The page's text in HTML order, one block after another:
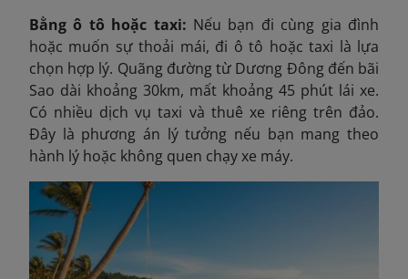
Bằng ô tô hoặc taxi: Nếu bạn đi cùng gia đình
hoặc muốn sự thoải mái, đi ô tô hoặc taxi là lựa
chọn hợp lý. Quãng đường từ Dương Đông đến bãi
Sao dài khoảng 30km, mất khoảng 45 phút lái xe.
Có nhiều dịch vụ taxi và thuê xe riêng trên đảo.
Đây là phương án lý tưởng nếu bạn mang theo
hành lý hoặc không quen chạy xe máy.